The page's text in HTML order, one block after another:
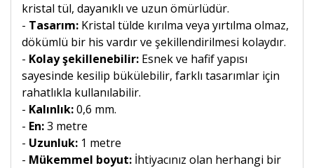
kristal tül, dayanıklı ve uzun ömürlüdür.
- Tasarım: Kristal tülde kırılma veya yırtılma olmaz,
dökümlü bir his vardır ve şekillendirilmesi kolaydır.
- Kolay şekillenebilir: Esnek ve hafif yapısı
sayesinde kesilip bükülebilir, farklı tasarımlar için
rahatlıkla kullanılabilir.
- Kalınlık:0,6 mm.
- En:3 metre
- Uzunluk: 1 metre
- Mükemmel boyut: İhtiyacınız olan herhangi bir